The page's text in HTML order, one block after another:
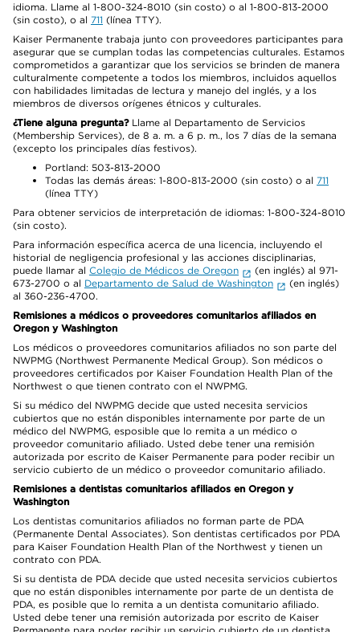
idioma. Llame al 1-800-324-8010 (sin costo) o al 1-800-813-2000
(sin costo), o al 711 (línea TTY).
Kaiser Permanente trabaja junto con proveedores participantes para
asegurar que se cumplan todas las competencias culturales. Estamos
comprometidos a garantizar que los servicios se brinden de manera
culturalmente competente a todos los miembros, incluidos aquellos
con habilidades limitadas de lectura y manejo del inglés, y a los
miembros de diversos orígenes étnicos y culturales.
¿Tiene alguna pregunta?Llame al Departamento de Servicios
(Membership Services), de 8 a. m. a 6 p. m., los 7 días de la semana
(excepto los principales días festivos).
Portland: 503-813-2000
Todas las demás áreas: 1-800-813-2000 (sin costo) o al 711
(línea TTY)
Para obtener servicios de interpretación de idiomas: 1-800-324-8010
(sin costo).
Para información específica acerca de una licencia, incluyendo el
historial de negligencia profesional y las acciones disciplinarias,
puede llamar al Colegio de Médicos de Oregon
(en inglés) al 971-
673-2700 o al Departamento de Salud de Washington
(en inglés)
al 360-236-4700.
Remisiones a médicos o proveedores comunitarios afiliados en
Oregon y Washington
Los médicos o proveedores comunitarios afiliados no son parte del
NWPMG (Northwest Permanente Medical Group). Son médicos o
proveedores certificados por Kaiser Foundation Health Plan of the
Northwest o que tienen contrato con el NWPMG.
Si su médico del NWPMG decide que usted necesita servicios
cubiertos que no están disponibles internamente por parte de un
médico del NWPMG, esposible que lo remita a un médico o
proveedor comunitario afiliado. Usted debe tener una remisión
autorizada por escrito de Kaiser Permanente para poder recibir un
servicio cubierto de un médico o proveedor comunitario afiliado.
Remisiones a dentistas comunitarios afiliados en Oregon y
Washington
Los dentistas comunitarios afiliados no forman parte de PDA
(Permanente Dental Associates). Son dentistas certificados por PDA
para Kaiser Foundation Health Plan of the Northwest y tienen un
contrato con PDA.
Si su dentista de PDA decide que usted necesita servicios cubiertos
que no están disponibles internamente por parte de un dentista de
PDA, es posible que lo remita a un dentista comunitario afiliado.
Usted debe tener una remisión autorizada por escrito de Kaiser